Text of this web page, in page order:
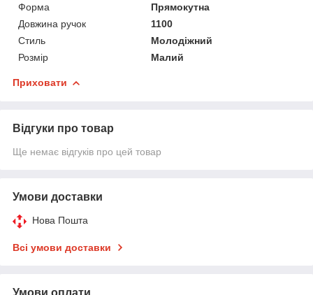
Форма
Прямокутна
Довжина ручок
1100
Стиль
Молодіжний
Розмір
Малий
Приховати
Відгуки про товар
Ще немає відгуків про цей товар
Умови доставки
Нова Пошта
Всі умови доставки
Умови оплати